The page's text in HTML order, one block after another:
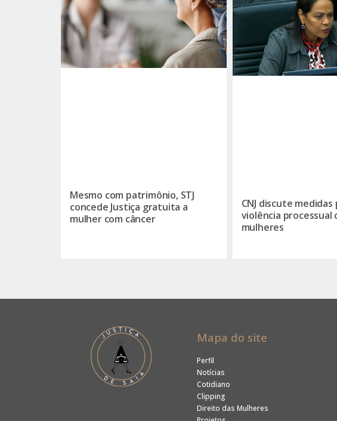
Mesmo com patrimônio, STJ
concede Justiça gratuita a
mulher com câncer
CNJ discute
violência processual
mulheres
Mapa do site
Perfil
Notícias
Cotidiano
Clipping
Direito das Mulheres